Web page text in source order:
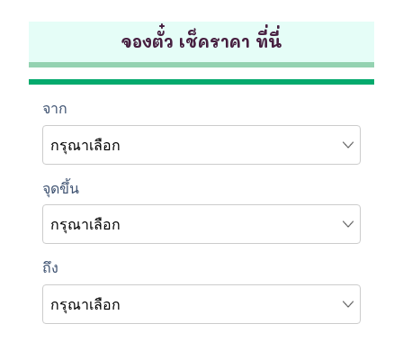
จองตั๋ว เช็คราคา ที่นี่